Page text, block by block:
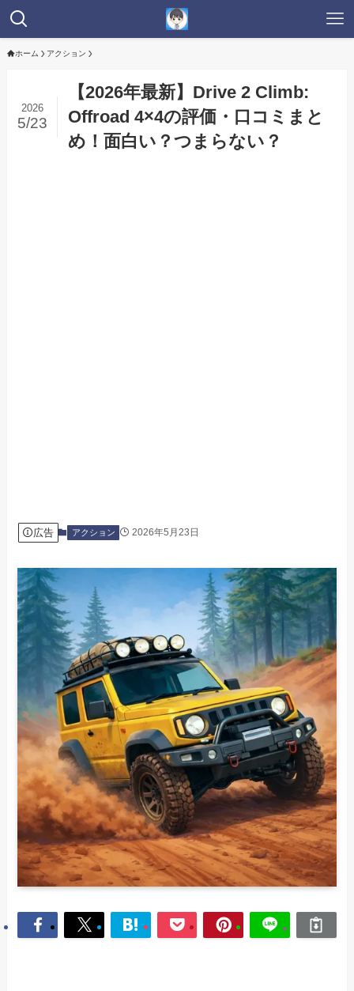
ホーム アクション
【2026年最新】Drive 2 Climb:
Offroad 4×4の評価・口コミまと
め！面白い？つまらない？
2026
5/23
広告 アクション 2026年5月23日